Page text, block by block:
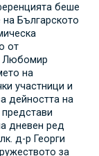
беше
Българското
от
Любомир
на
участници и
дейността на
дневен ред
д-р Георги
за